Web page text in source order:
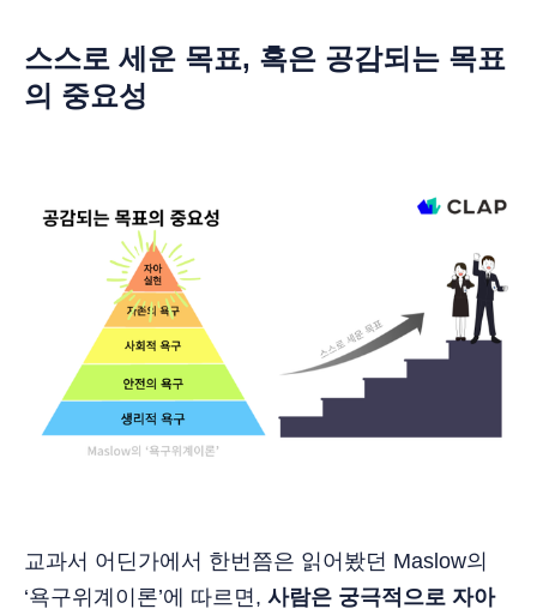
스스로 세운 목표, 혹은 공감되는 목표
의 중요성
교과서 어딘가에서 한번쯤은 읽어봤던 Maslow의
‘욕구위계이론’에 따르면, 사람은 궁극적으로 자아